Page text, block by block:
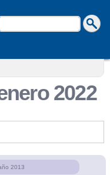
aquí
2022
2013